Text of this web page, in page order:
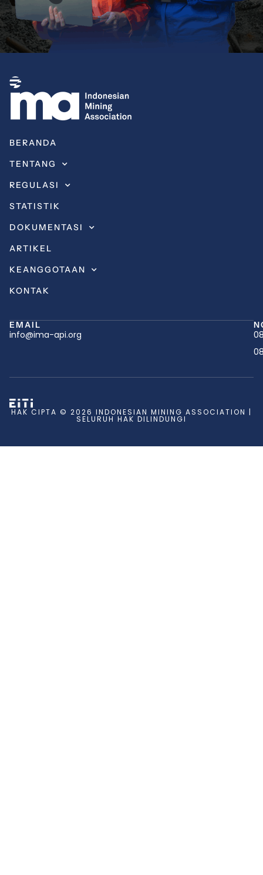
BERANDA
TENTANG
REGULASI
STATISTIK
DOKUMENTASI
ARTIKEL
KEANGGOTAAN
KONTAK
EMAIL
info@ima-api.org
HAK CIPTA © 2026 INDONESIAN MINING ASSOCIATION |
SELURUH HAK DILINDUNGI